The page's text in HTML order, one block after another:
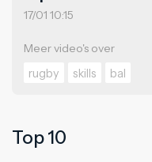
17/01 10:15
Meer video's over
rugby
skills bal
Top 10